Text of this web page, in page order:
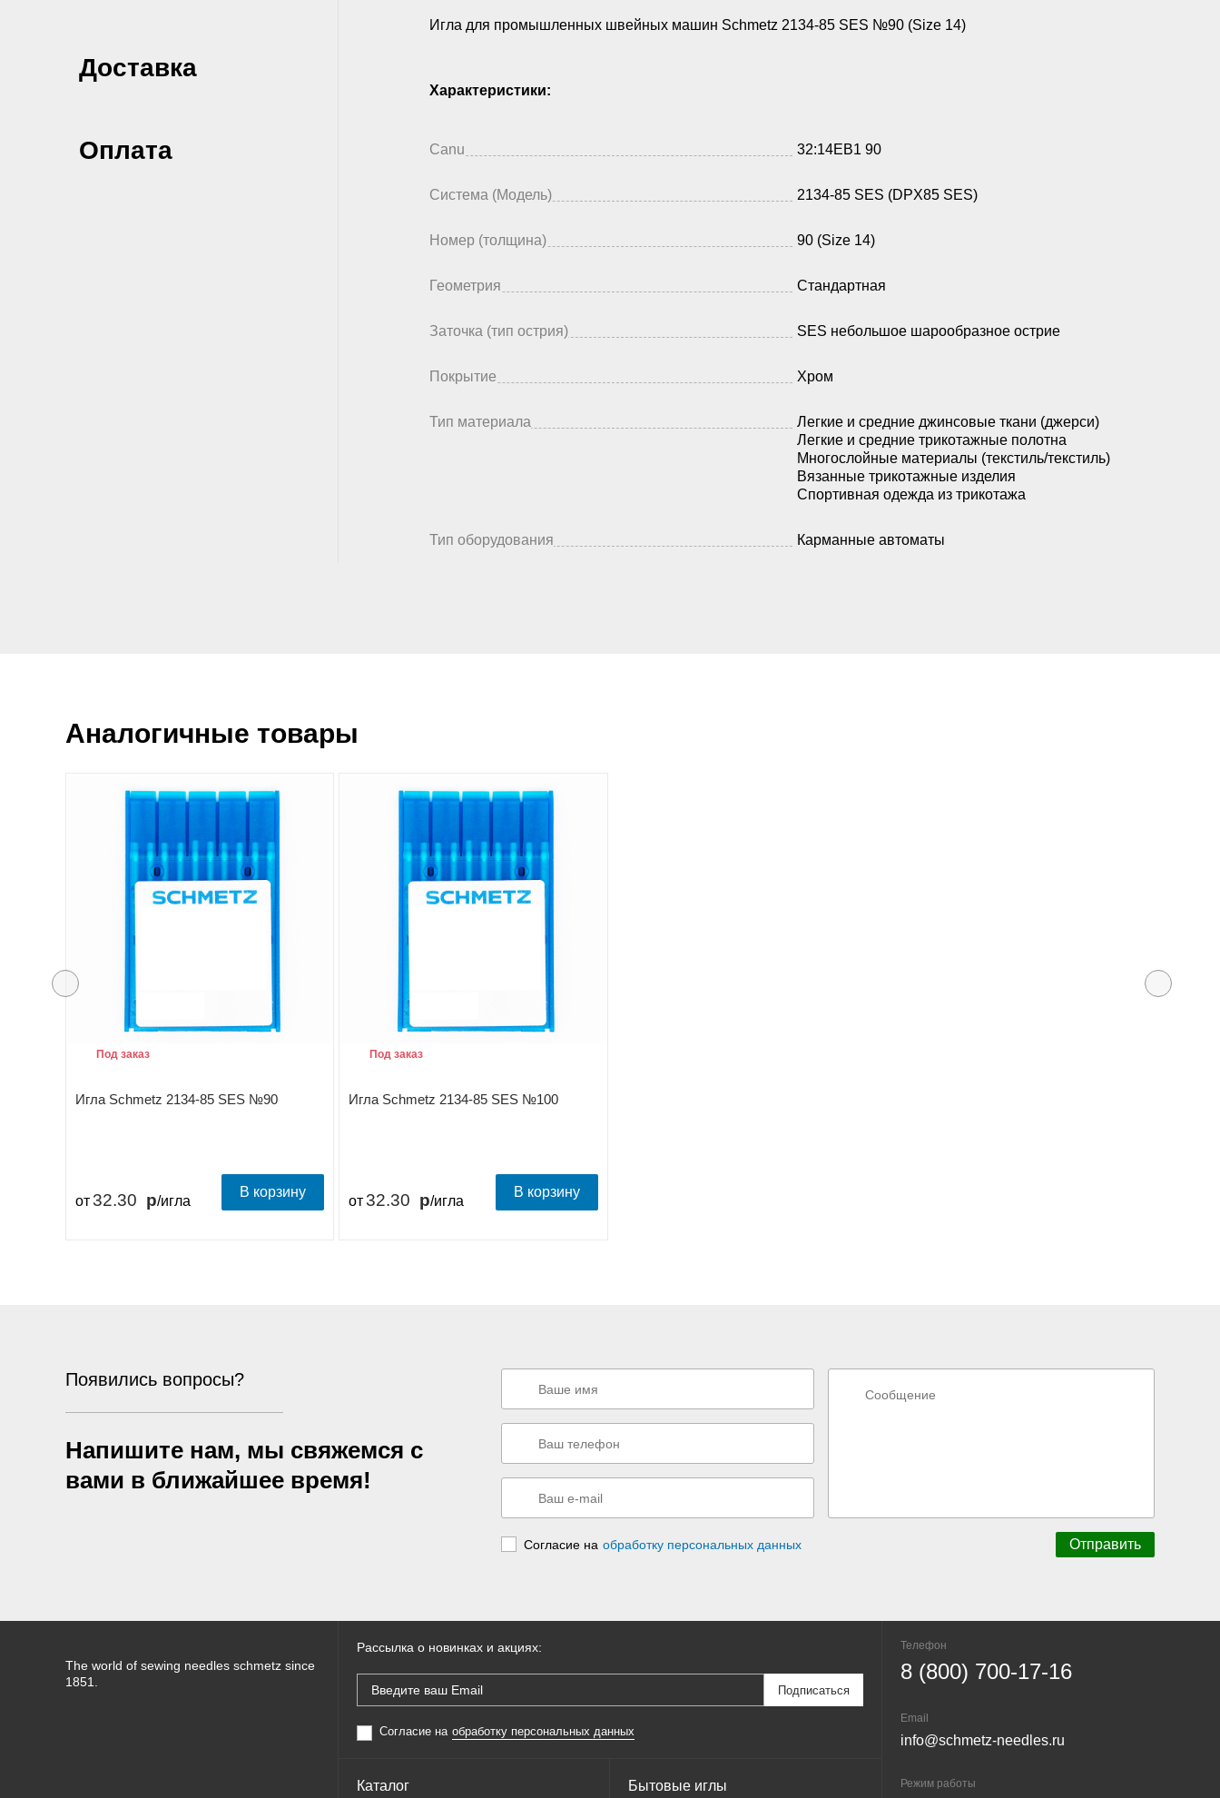
Доставка
Оплата
Игла для промышленных швейных машин Schmetz 2134-85 SES №90 (Size 14)
Характеристики:
Canu 32:14EB1 90
Система (Модель) 2134-85 SES (DPX85 SES)
Номер (толщина) 90 (Size 14)
Геометрия Стандартная
Заточка (тип острия) SES небольшое шарообразное острие
Покрытие Хром
Тип материала
Легкие и средние джинсовые ткани (джерси)
Легкие и средние трикотажные полотна
Многослойные материалы (текстиль/текстиль)
Вязанные трикотажные изделия
Спортивная одежда из трикотажа
Тип оборудования Карманные автоматы
Аналогичные товары
Игла Schmetz 2134-85 SES №90
Под заказ
от32.30 /игла
В корзину
Игла Schmetz 2134-85 SES №100
Под заказ
от32.30 /игла
В корзину
Появились вопросы?
Напишите нам, мы свяжемся с
вами в ближайшее время!
Согласие на обработку персональных данных
The world of sewing needles schmetz since
1851.
Рассылка о новинках и акциях:
Согласие на обработку персональных данных
Каталог Бытовые иглы
Телефон
8 (800) 700-17-16
Email
info@schmetz-needles.ru
Режим работы